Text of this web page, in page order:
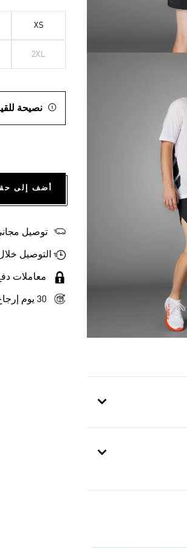
XS
2XL
نصيحة
أضف إلى
توصيل مجاني
التوصيل خلال 5-7 أيام
معاملات
30 يوم إرجاع مجاني .